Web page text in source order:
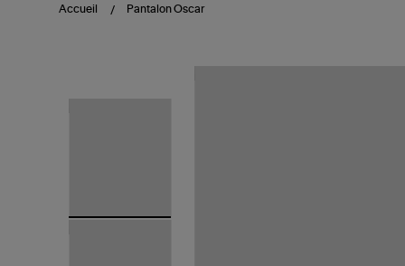
Accueil Pantalon Oscar